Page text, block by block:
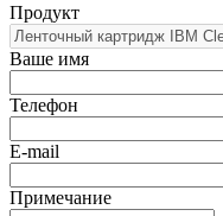
Продукт
Ваше имя
Телефон
E-mail
Примечание